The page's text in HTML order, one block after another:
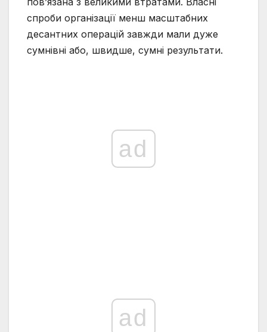
спроби організації менш масштабних
десантних операцій завжди мали дуже
сумнівні або, швидше, сумні результати.
ad
ad